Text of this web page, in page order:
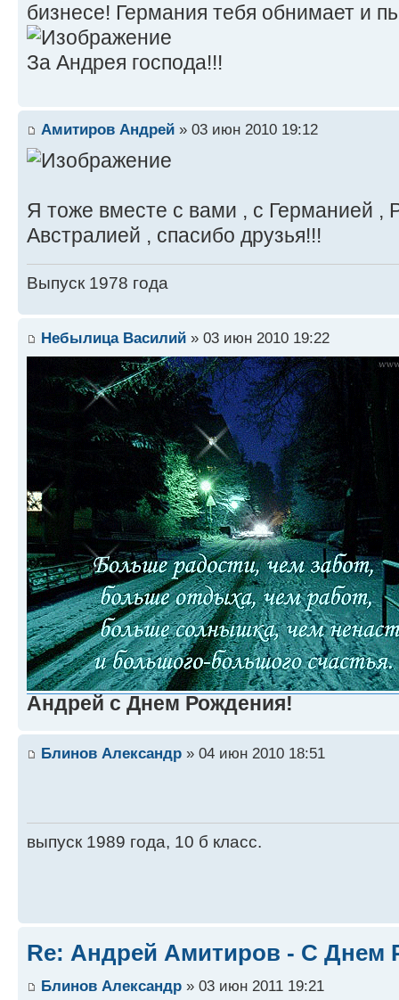
бизнесе! Германия тебя обнимает и
За Андрея господа!!!
Амитиров Андрей » 03 июн 2010 19:12
Я тоже вместе с вами , с Германией ,
Австралией , спасибо друзья!!!
Выпуск 1978 года
Небылица Василий » 03 июн 2010 19:22
Андрей с Днем Рождения!
Блинов Александр » 04 июн 2010 18:51
выпуск 1989 года, 10 б класс.
Re: Андрей Амитиров - С Днем
Блинов Александр » 03 июн 2011 19:21